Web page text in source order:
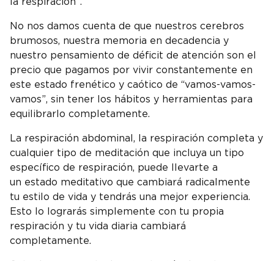
No nos damos cuenta de que nuestros cerebros
brumosos, nuestra memoria en decadencia y
nuestro pensamiento de déficit de atención son el
precio que pagamos por vivir constantemente en
este estado frenético y caótico de “vamos-vamos-
vamos”, sin tener los hábitos y herramientas para
equilibrarlo completamente.
La respiración abdominal, la respiración completa y
cualquier tipo de meditación que incluya un tipo
específico de respiración, puede llevarte a
un estado meditativo que cambiará radicalmente
tu estilo de vida y tendrás una mejor experiencia.
Esto lo lograrás simplemente con tu propia
respiración y tu vida diaria cambiará
completamente.